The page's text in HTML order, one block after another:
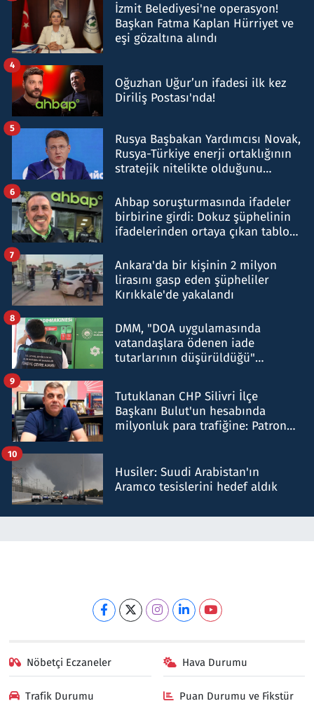
İzmit Belediyesi'ne operasyon!
Başkan Fatma Kaplan Hürriyet ve
eşi gözaltına alındı
Oğuzhan Uğur’un ifadesi ilk kez
Diriliş Postası'nda!
4
Rusya Başbakan Yardımcısı Novak,
Rusya-Türkiye enerji ortaklığının
stratejik nitelikte olduğunu
5
Ahbap soruşturmasında ifadeler
birbirine girdi: Dokuz şüphelinin
ifadelerinden ortaya çıkan tablo
6
Ankara'da bir kişinin 2 milyon
lirasını gasp eden şüpheliler
Kırıkkale'de yakalandı
7
DMM, "DOA uygulamasında
vatandaşlara ödenen iade
tutarlarının düşürüldüğü"
8
Tutuklanan CHP Silivri İlçe
Başkanı Bulut'un hesabında
milyonluk para trafiğine: Patron
9
Husiler: Suudi Arabistan'ın
Aramco tesislerini hedef aldık
10
Nöbetçi Eczaneler Hava Durumu
Trafik Durumu Puan Durumu ve Fikstür